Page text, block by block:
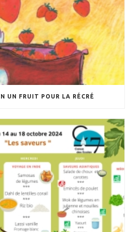
UN FRUIT POUR LA RÉCRÉ